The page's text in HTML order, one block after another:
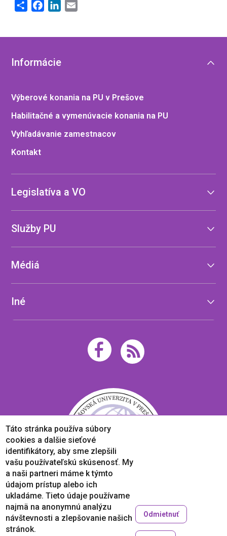
Share FacebookLinkedIn
Informácie
Výberové konania na PU v Prešove
Habilitačné a vymenúvacie konania na PU
Vyhľadávanie zamestnacov
Kontakt
Legislatíva a VO
Služby PU
Médiá
Iné
Copyright © 2005-2026
Prešovská univerzita v Prešove
Táto stránka používa súbory
cookies a dalšie sieťové
identifikátory, aby sme zlepšili
vašu používateľskú skúsenosť. My
a naši partneri máme k týmto
údajom prístup alebo ich
ukladáme. Tieto údaje používame
najmä na anonymnú analýzu
návštevnosti a zlepšovanie našich
stránok.
Odmietnuť